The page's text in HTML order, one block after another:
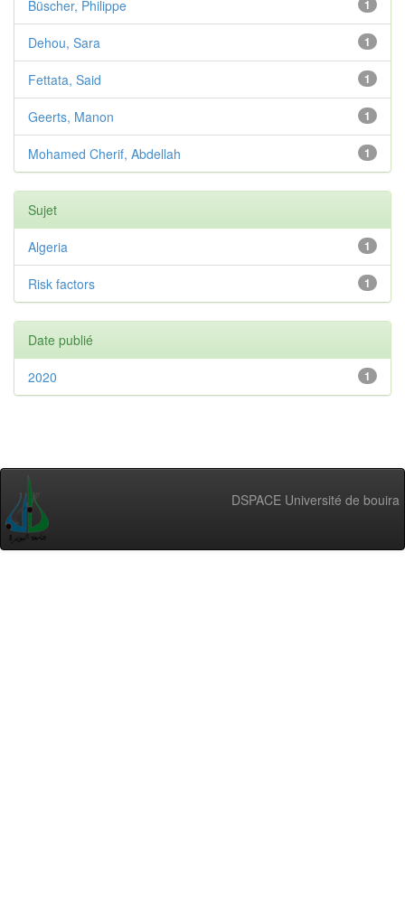
1
Büscher, Philippe
1
Dehou, Sara
1
Fettata, Said
1
Geerts, Manon
1
Mohamed Cherif, Abdellah
Sujet
1
Algeria
1
Risk factors
Date publié
1
2020
DSPACE Université de bouira